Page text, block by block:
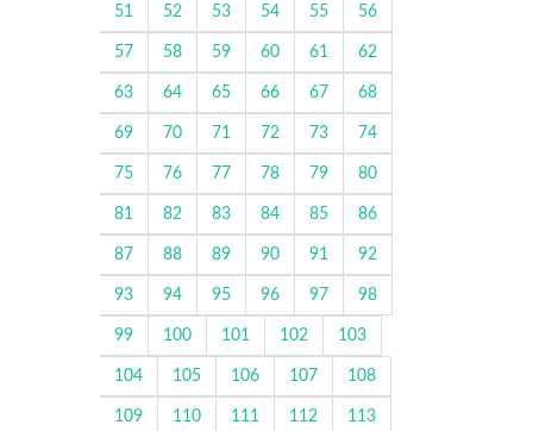
51 52 53 54 55 56
57 58 59 60 61 62
63 64 65 66 67 68
69 70 71 72 73 74
75 76 77 78 79 80
81 82 83 84 85 86
87 88 89 90 91 92
93 94 95 96 97 98
99 100 101 102 103
104 105 106 107 108
109 110 111 112 113